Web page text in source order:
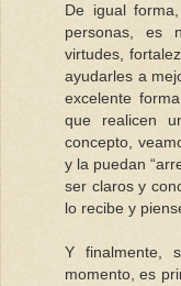
De igual
personas, es
virtudes,
ayudarles a
excelente
que realicen
concepto,
y la puedan
ser claros y
lo recibe y
Y finalmente,
momento, es